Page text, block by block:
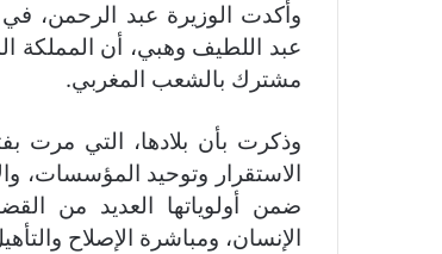
وأكدت الوزيرة عبد الرحمن،
عبد اللطيف وهبي، أن المملكة
مشترك بالشعب المغربي.
وذكرت بأن بلادها، التي
الاستقرار وتوحيد المؤسسات،
ضمن أولوياتها العديد من
الإنسان، ومباشرة الإصلاح